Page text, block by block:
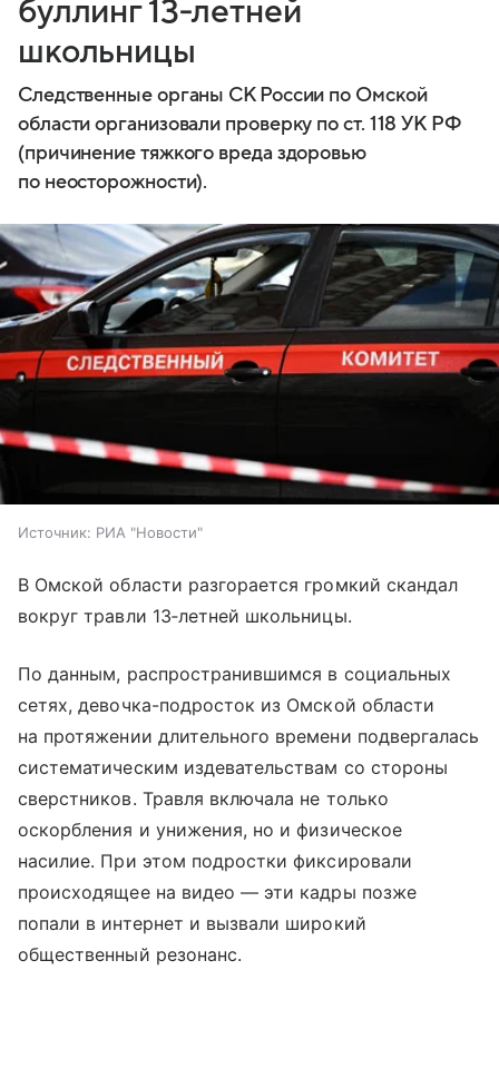
буллинг 13‑летней
школьницы
Следственные органы СК России по Омской
области организовали проверку по ст. 118 УК РФ
(причинение тяжкого вреда здоровью
по неосторожности).
Источник: РИА "Новости"
В Омской области разгорается громкий скандал
вокруг травли 13‑летней школьницы.
По данным, распространившимся в социальных
сетях, девочка-подросток из Омской области
на протяжении длительного времени подвергалась
систематическим издевательствам со стороны
сверстников. Травля включала не только
оскорбления и унижения, но и физическое
насилие. При этом подростки фиксировали
происходящее на видео — эти кадры позже
попали в интернет и вызвали широкий
общественный резонанс.